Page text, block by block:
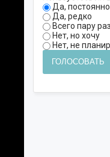
Да, постоянно
Да, редко
Всего пару
Нет, но хочу
Нет, не
ГОЛОСОВАТЬ